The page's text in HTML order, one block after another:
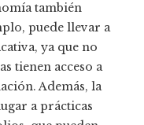
también
puede llevar a
ya que no
tienen acceso a
Además, la
a prácticas